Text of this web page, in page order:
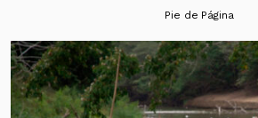
Pie de Página